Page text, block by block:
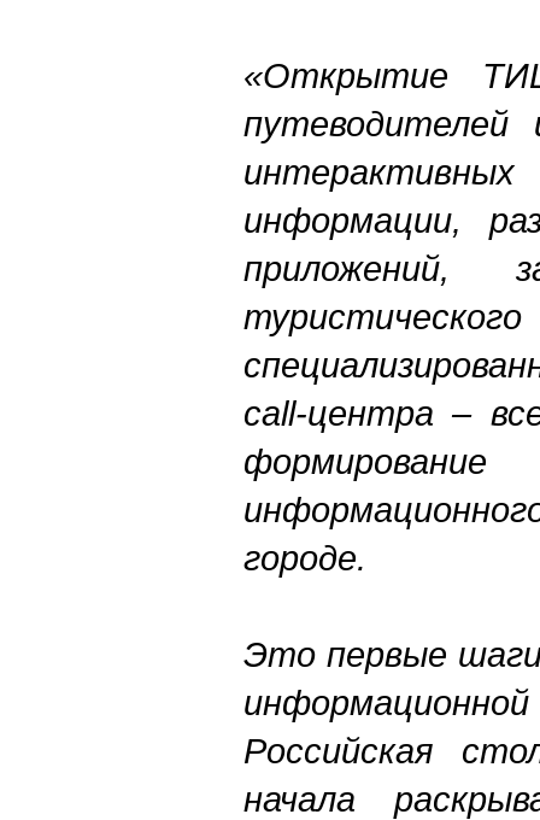
«Открытие
путеводителей
информации,
приложений,
call-центра –
городе.
Это первые шаги
Российская
начала